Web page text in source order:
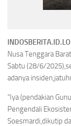
Nusa Tenggara
Sabtu (28/6/
adanya
“Iya (pendakian
Pengendali
Soesmardi,dikutip